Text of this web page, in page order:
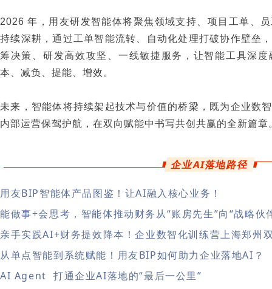
2026 年，用友研发智能体将聚焦领域支持、项目工单、
持续深耕，通过工单智能流转、自动化处理打破协作壁垒
筹决策、研发高效攻坚、一线敏捷服务，让智能工具深
本、减负、提能、增效。
未来，智能体将持续架起技术与价值的桥梁，既为企业数
内部运营保驾护航，在双向赋能中书写共创共赢的全新篇章
企业AI落地路径
用友BIP智能体产品图鉴！让AI融入核心业务！
能做事+会思考，智能体推动财务从“账房先生”向“战略伙
亲手实践AI+财务提效降本！企业数智化训练营上海郑州
从单点智能到系统赋能！用友BIP如何助力企业落地AI？
AI Agent 打通企业AI落地的“最后一公里”